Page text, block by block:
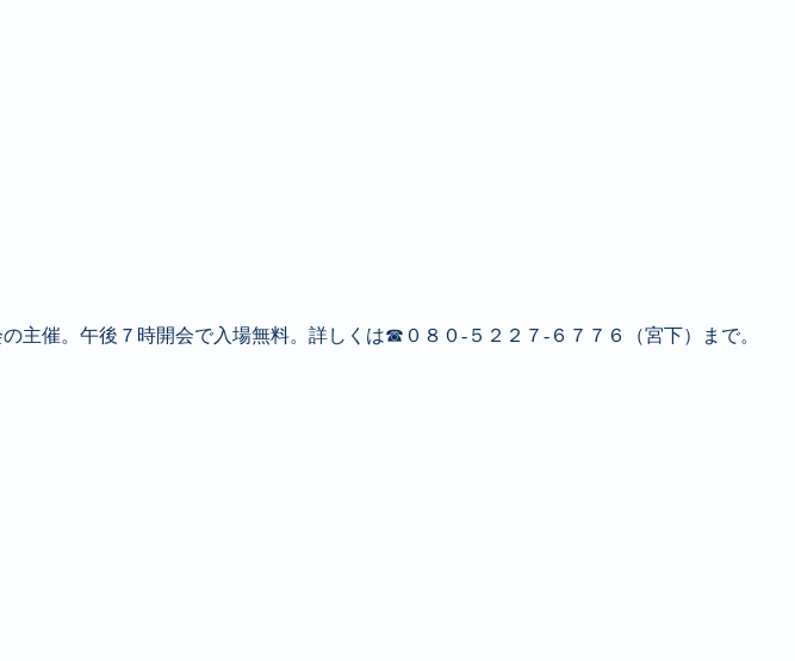
催。午後７時開会で入場無料。詳しくは☎０８０‐５２２７‐６７７６（宮下）まで。